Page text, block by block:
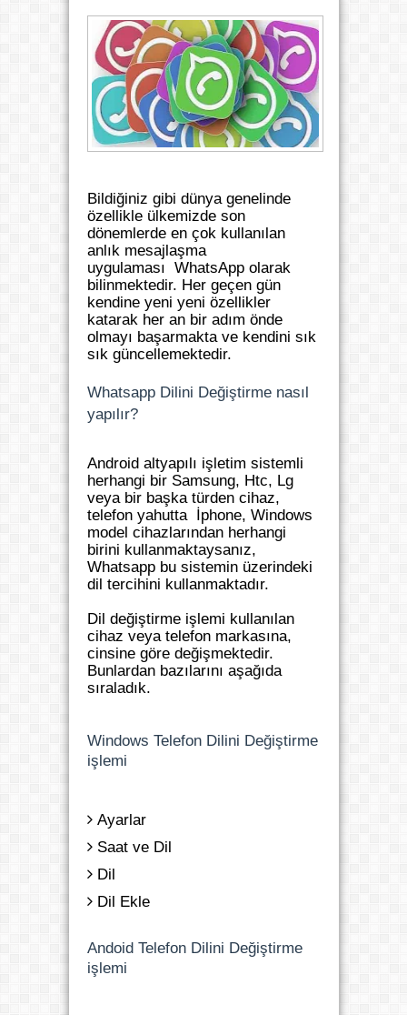
Bildiğiniz gibi dünya genelinde
özellikle ülkemizde son
dönemlerde en çok kullanılan
anlık mesajlaşma
uygulaması WhatsApp olarak
bilinmektedir. Her geçen gün
kendine yeni yeni özellikler
katarak her an bir adım önde
olmayı başarmakta ve kendini sık
sık güncellemektedir.
Whatsapp Dilini Değiştirme nasıl
yapılır?
Android altyapılı işletim sistemli
herhangi bir Samsung, Htc, Lg
veya bir başka türden cihaz,
telefon yahutta İphone, Windows
model cihazlarından herhangi
birini kullanmaktaysanız,
Whatsapp bu sistemin üzerindeki
dil tercihini kullanmaktadır.
Dil değiştirme işlemi kullanılan
cihaz veya telefon markasına,
cinsine göre değişmektedir.
Bunlardan bazılarını aşağıda
sıraladık.
Windows Telefon Dilini Değiştirme
işlemi
Ayarlar
Saat ve Dil
Dil
Dil Ekle
Andoid Telefon Dilini Değiştirme
işlemi